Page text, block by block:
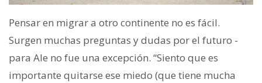
Pensar en migrar a otro continente no es fácil.
Surgen muchas preguntas y dudas por el futuro -
para Ale no fue una excepción. “Siento que es
importante quitarse ese miedo (que tiene mucha